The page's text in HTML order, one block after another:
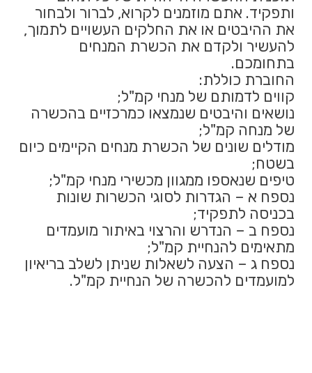
ותפקיד. אתם מוזמנים לקרוא, לברור ולבחור
את ההיבטים או את החלקים העשויים לתמוך,
להעשיר ולקדם את הכשרת המנחים
בתחומכם.
החוברת כוללת:
קווים לדמותם של מנחי קמ"ל;
נושאים והיבטים שנמצאו כמרכזיים בהכשרה
של מנחה קמ"ל;
מודלים שונים של הכשרת מנחים הקיימים כיום
בשטח;
טיפים שנאספו ממגוון מכשירי מנחי קמ"ל;
נספח א – הגדרות לסוגי הכשרות שונות
בכניסה לתפקיד;
נספח ב – הנדרש והרצוי באיתור מועמדים
מתאימים להנחיית קמ"ל;
נספח ג – הצעה לשאלות שניתן לשלב בריאיון
למועמדים להכשרה של הנחיית קמ"ל.